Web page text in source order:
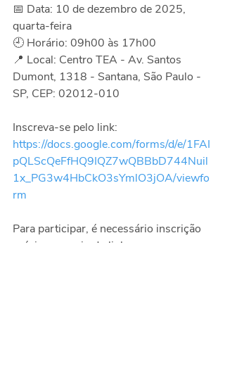
📅 Data: 10 de dezembro de 2025,
quarta-feira
🕘 Horário: 09h00 às 17h00
📍 Local: Centro TEA - Av. Santos
Dumont, 1318 - Santana, São Paulo -
SP, CEP: 02012-010
Inscreva-se pelo link:
https://docs.google.com/forms/d/e/1FAI
pQLScQeFfHQ9IQZ7wQBBbD744Nuil
1x_PG3w4HbCkO3sYmlO3jOA/viewfo
rm
Para participar, é necessário inscrição
prévia por meio do link.